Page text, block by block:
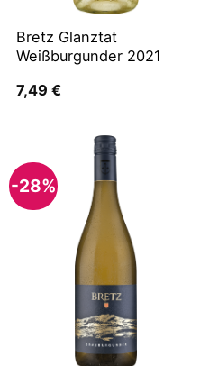
Bretz Glanztat
Weißburgunder 2021
7,49 €
-28%